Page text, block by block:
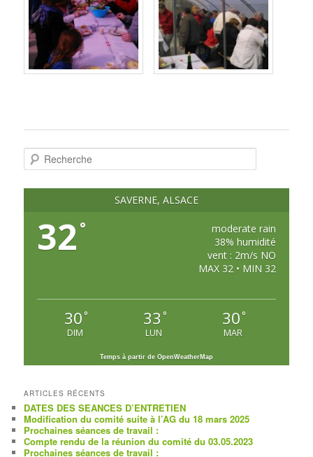
c
SAVERNE, ALSACE
32 °
moderate rain
38% humidité
vent : 2m/s NO
MAX 32 • MIN 32
30 °
DIM
33 °
LUN
30 °
MAR
Temps à partir de OpenWeatherMap
ARTICLES RÉCENTS
DATES DES SEANCES D’ENTRETIEN
Modification du comité suite à l’AG du 18 mars 2025
Prochaines séances de travail :
Compte rendu de la réunion du comité du 03.05.2023
Prochaines séances de travail :